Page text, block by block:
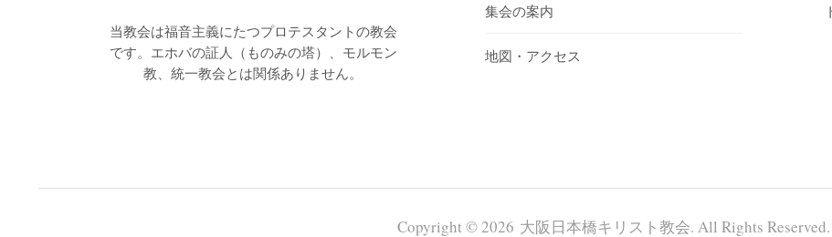
当教会は福音主義にたつプロテスタントの教会
です。 エホバの証人（ものみの塔）、モルモン
教、統一教会とは関係ありません。
集会の案内
地図・アクセス
Copyright © 2026 大阪日本橋キリスト教会. All Rights Reserved.